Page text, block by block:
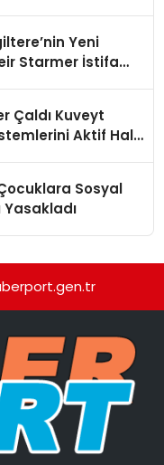
Yeni
Starmer İstifa
Çaldı Kuveyt
Aktif Hale
Sosyal
Yasakladı